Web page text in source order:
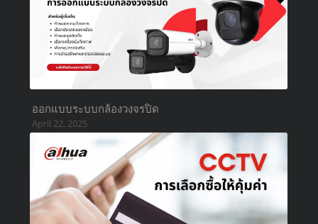
ออกแบบระบบกล้องวงจรปิด
April 22, 2025